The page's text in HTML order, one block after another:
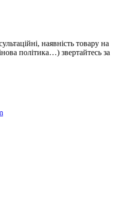
наявність товару на
політика…) звертайтесь за